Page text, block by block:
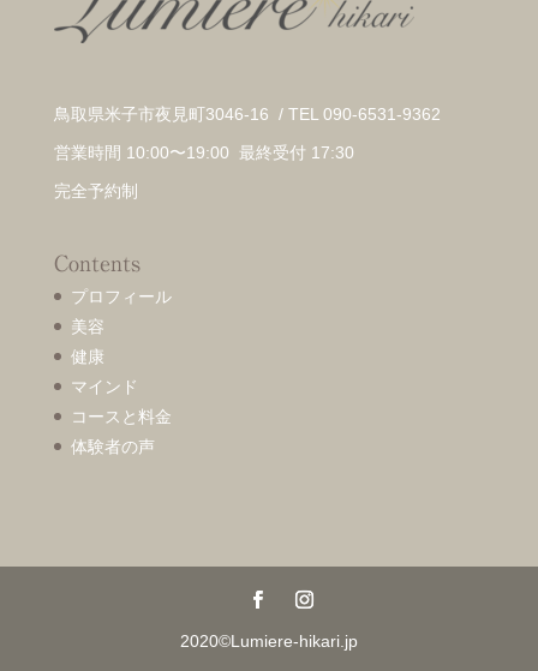
鳥取県米子市夜見町3046-16 / TEL 090-6531-9362
営業時間 10:00〜19:00 最終受付 17:30
完全予約制
Contents
プロフィール
美容
健康
マインド
コースと料金
体験者の声
2020©Lumiere-hikari.jp